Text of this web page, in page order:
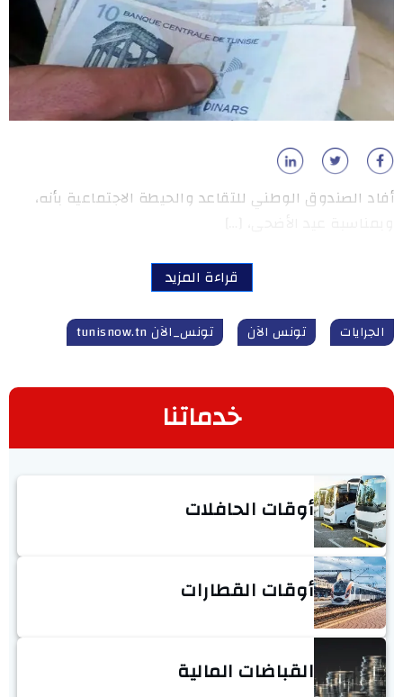
أفاد الصندوق الوطني للتقاعد والحيطة الاجتماعية بأنه،
قراءة المزيد
الجرايات تونس الآن تونس_الآن tunisnow.tn
خدماتنا
أوقات الحافلات
أوقات القطارات
القباضات المالية